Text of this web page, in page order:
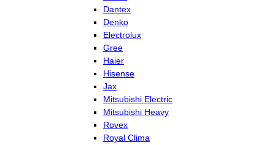
Dantex
Denko
Electrolux
Gree
Haier
Hisense
Jax
Mitsubishi Electric
Mitsubishi Heavy
Rovex
Royal Clima